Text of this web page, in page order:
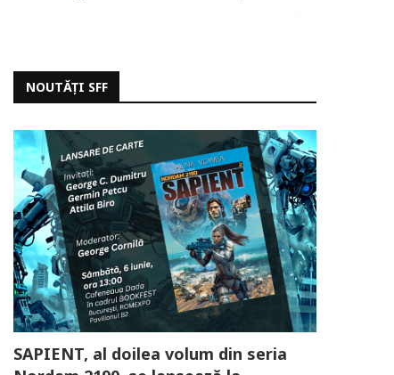
NOUTĂȚI SFF
SAPIENT, al doilea volum din seria